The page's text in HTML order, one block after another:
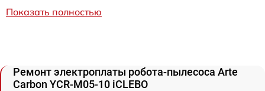
Показать полностью
Ремонт электроплаты робота-пылесоса Arte
Carbon YCR-M05-10 iCLEBO